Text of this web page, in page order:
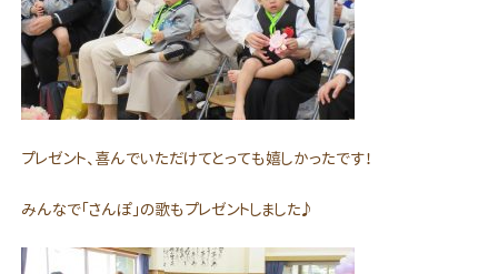
プレゼント、喜んでいただけてとっても嬉しかったです！
みんなで「さんぽ」の歌もプレゼントしました♪